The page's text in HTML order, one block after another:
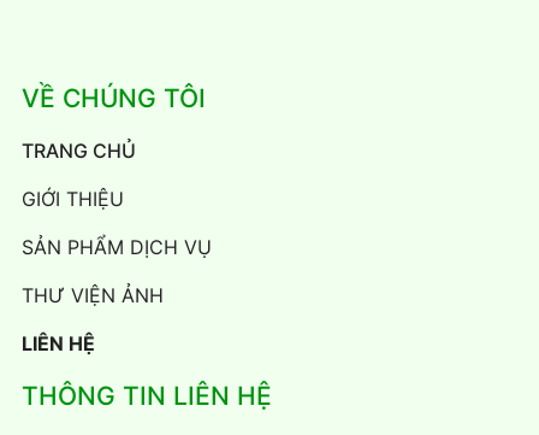
VỀ CHÚNG TÔI
TRANG CHỦ
GIỚI THIỆU
SẢN PHẨM DỊCH VỤ
THƯ VIỆN ẢNH
LIÊN HỆ
THÔNG TIN LIÊN HỆ